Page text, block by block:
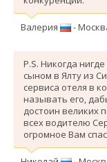
Валерия -
P.S. Никогда
сыном в Ялту из
сервиса отеля в
называть его,
достоин великих
всех водителю
огромное Вам